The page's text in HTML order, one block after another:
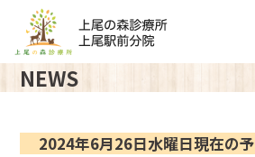
NEWS
2024年6月26日水曜日現在の